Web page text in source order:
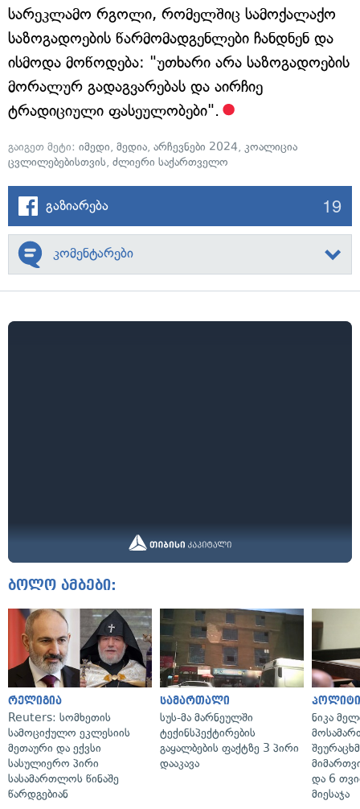
სარეკლამო რგოლი, რომელშიც სამოქალაქო
საზოგადოების წარმომადგენლები ჩანდნენ და
ისმოდა მოწოდება: "უთხარი არა საზოგადოების
მორალურ გადაგვარებას და აირჩიე
ტრადიციული ფასეულობები".
გაიგეთ მეტი: იმედი, მედია, არჩევნები 2024, კოალიცია
ცვლილებებისთვის, ძლიერი საქართველო
გაზიარება 19
კომენტარები
ბოლო ამბები:
რელიგია
Reuters: სომხეთის
სამოციქულო ეკლესიის
მეთაური და ექვსი
სასულიერო პირი
სასამართლოს წინაშე
წარდგებიან
სამართალი
სუს-მა მარნეულში
ტექინსპექტირების
გაყალბების ფაქტზე 3 პირი
დააკავა
ნიკა
და 6
მიესაჯა